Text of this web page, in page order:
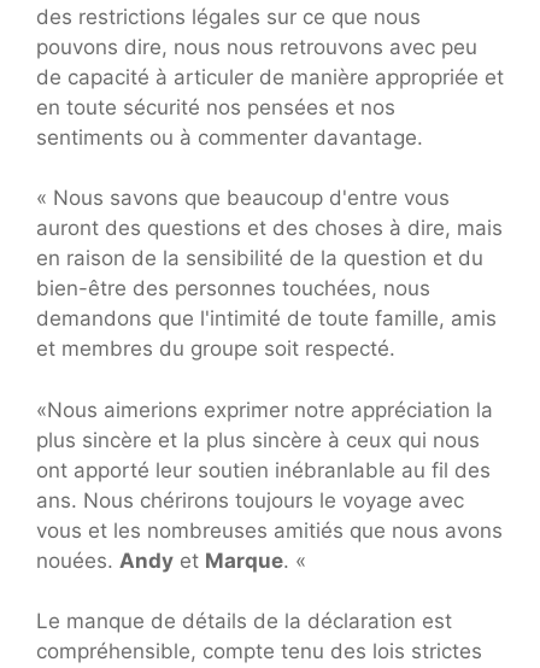
des restrictions légales sur ce que nous
pouvons dire, nous nous retrouvons avec peu
de capacité à articuler de manière appropriée et
en toute sécurité nos pensées et nos
sentiments ou à commenter davantage.
« Nous savons que beaucoup d'entre vous
auront des questions et des choses à dire, mais
en raison de la sensibilité de la question et du
bien-être des personnes touchées, nous
demandons que l'intimité de toute famille, amis
et membres du groupe soit respecté.
«Nous aimerions exprimer notre appréciation la
plus sincère et la plus sincère à ceux qui nous
ont apporté leur soutien inébranlable au fil des
ans. Nous chérirons toujours le voyage avec
vous et les nombreuses amitiés que nous avons
nouées. Andy et Marque. «
Le manque de détails de la déclaration est
compréhensible, compte tenu des lois strictes